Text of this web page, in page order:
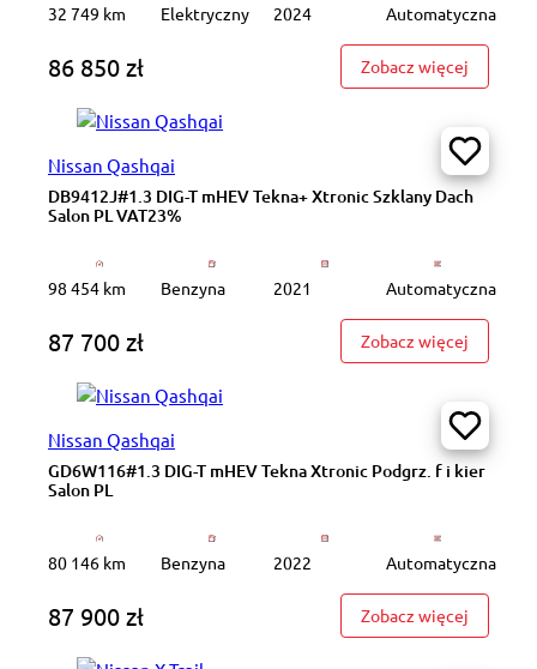
32 749 km Elektryczny 2024 Automatyczna
86 850 zł Zobacz więcej
Nissan Qashqai
DB9412J#1.3 DIG-T mHEV Tekna+ Xtronic Szklany Dach
Salon PL VAT23%
98 454 km Benzyna 2021 Automatyczna
87 700 zł Zobacz więcej
Nissan Qashqai
GD6W116#1.3 DIG-T mHEV Tekna Xtronic Podgrz. f i kier
Salon PL
80 146 km Benzyna 2022 Automatyczna
87 900 zł Zobacz więcej